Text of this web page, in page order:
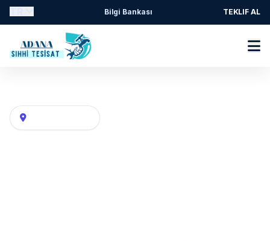
Bilgi Bankası TEKLIF AL
Adana Su tesisatı, kat kaloriferi ve hava hattı
Mahalle / Semt